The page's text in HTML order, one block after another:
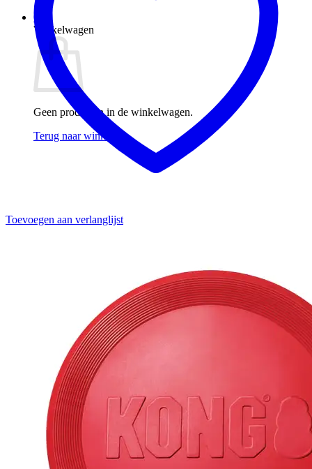
0
Winkelwagen
Geen producten in de winkelwagen.
Terug naar winkel
Toevoegen aan verlanglijst